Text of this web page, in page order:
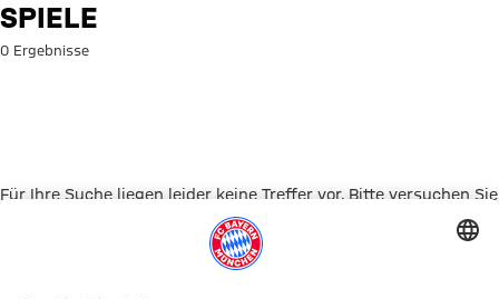
Suche: Spiele
SPIELE
0 Ergebnisse
Für Ihre Suche liegen leider keine Treffer vor. Bitte versuchen Sie
Zur Startseite